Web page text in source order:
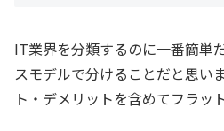
IT業界を分類するのに一番簡単
スモデルで分けることだと思い
ト・デメリットを含めてフラッ